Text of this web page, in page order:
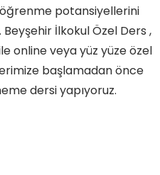
potansiyellerini
İlkokul Özel Ders ,
online veya yüz yüze özel
başlamadan önce
dersi yapıyoruz.